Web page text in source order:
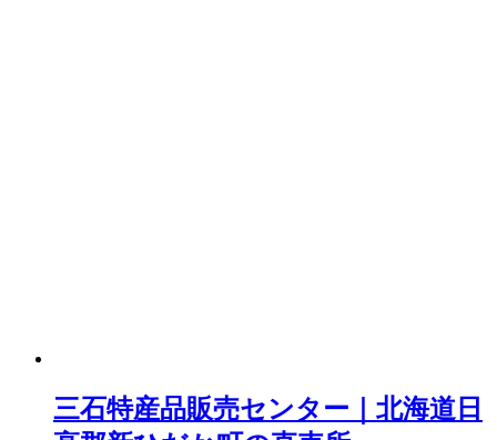
三石特産品販売センター｜北海道日